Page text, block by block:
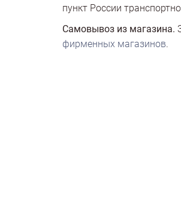
пункт России
Самовывоз из магазина.
фирменных магазинов.